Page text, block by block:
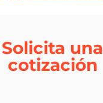
Solicita una
cotización